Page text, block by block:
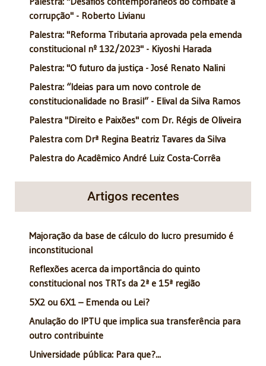
corrupção" - Roberto Livianu
Palestra: "Reforma Tributaria aprovada pela emenda
constitucional nº 132/2023" - Kiyoshi Harada
Palestra: "O futuro da justiça - José Renato Nalini
Palestra: “Ideias para um novo controle de
constitucionalidade no Brasil” - Elival da Silva Ramos
Palestra "Direito e Paixões" com Dr. Régis de Oliveira
Palestra com Drª Regina Beatriz Tavares da Silva
Palestra do Acadêmico André Luiz Costa-Corrêa
Artigos recentes
Majoração da base de cálculo do lucro presumido é
inconstitucional
Reflexões acerca da importância do quinto
constitucional nos TRTs da 2ª e 15ª região
5X2 ou 6X1 – Emenda ou Lei?
Anulação do IPTU que implica sua transferência para
outro contribuinte
Universidade pública: Para que?...